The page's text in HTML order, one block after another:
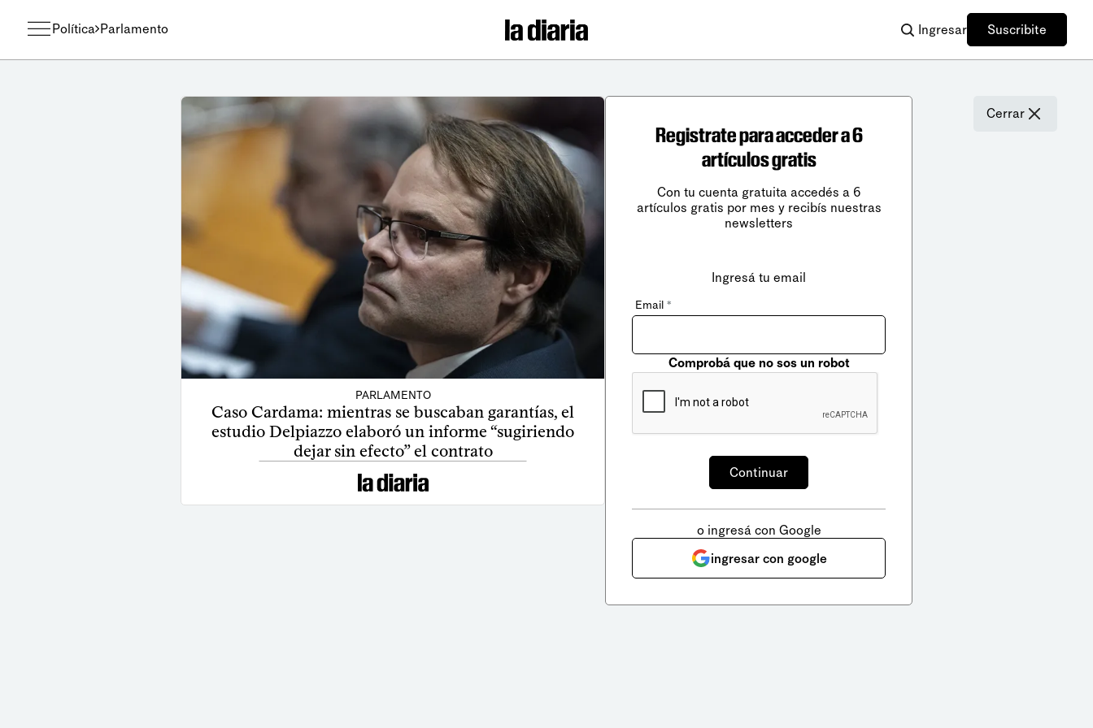
Política Parlamento Ingresar Suscribite
PARLAMENTO
Caso Cardama: mientras se buscaban garantías, el
estudio Delpiazzo elaboró un informe “sugiriendo
dejar sin efecto” el contrato
Cerrar
Registrate para acceder a 6
artículos gratis
Con tu cuenta gratuita accedés a 6
artículos gratis por mes y recibís nuestras
newsletters
Ingresá tu email
Email *
Comprobá que no sos un robot
o ingresá con Google
ingresar con google